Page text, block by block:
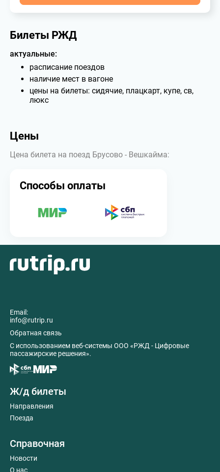
Билеты РЖД
актуальные:
расписание поездов
наличие мест в вагоне
цены на билеты: сидячие, плацкарт, купе, св,
люкс
Цены
Цена билета на поезд Брусово - Вешкайма:
Способы оплаты
Email:
info@rutrip.ru
Обратная связь
C использованием веб-системы ООО «РЖД - Цифровые
пассажирские решения».
Ж/д билеты
Направления
Поезда
Справочная
Новости
О нас